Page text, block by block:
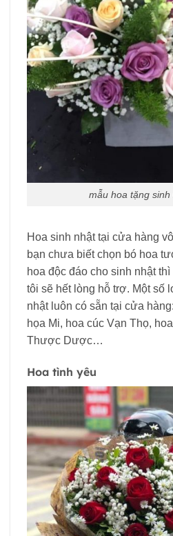
mẫu hoa tặng
Hoa sinh nhật tại cửa hàng
bạn chưa biết chọn bó hoa
hoa độc đáo cho sinh nhật
tôi sẽ hết lòng hỗ trợ. Một số
nhật luôn có sẵn tại cửa
họa Mi, hoa cúc Vạn Thọ,
Thược Dược…
Hoa tình yêu